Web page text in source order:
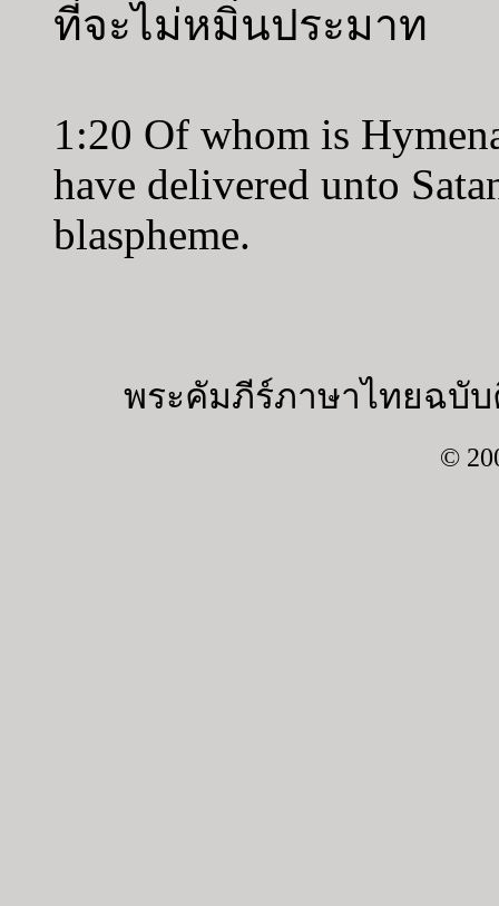
ที่จะไม่หมิ่นประมาท
1:20 Of whom is
have delivered unto
blaspheme.
พระคัมภีร์ภาษาไทยฉบับ
©